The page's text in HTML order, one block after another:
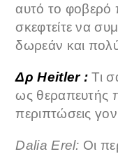
αυτό το φοβερό
σκεφτείτε να
δωρεάν και
Δρ Heitler : Τι
ως θεραπευτής
περιπτώσεις
Dalia Erel: Οι